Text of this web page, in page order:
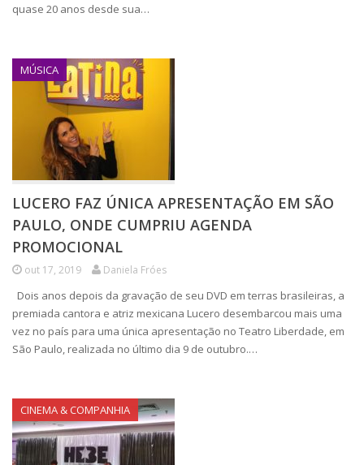
quase 20 anos desde sua…
MÚSICA
LUCERO FAZ ÚNICA APRESENTAÇÃO EM SÃO
PAULO, ONDE CUMPRIU AGENDA
PROMOCIONAL
out 17, 2019 Daniela Fróes
Dois anos depois da gravação de seu DVD em terras brasileiras, a
premiada cantora e atriz mexicana Lucero desembarcou mais uma
vez no país para uma única apresentação no Teatro Liberdade, em
São Paulo, realizada no último dia 9 de outubro.…
CINEMA & COMPANHIA